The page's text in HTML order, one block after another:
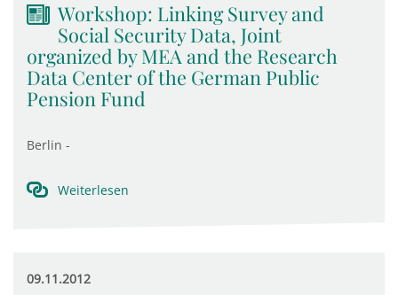
Workshop: Linking Survey and
Social Security Data, Joint
organized by MEA and the Research
Data Center of the German Public
Pension Fund
Berlin -
Weiterlesen
09.11.2012